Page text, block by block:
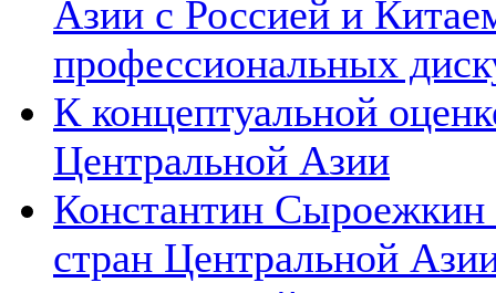
Азии с Россией и
профессиональных
К концептуальной
Центральной Азии
Константин Сыроежкин
стран Центральной